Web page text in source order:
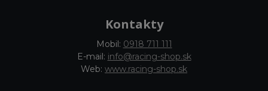
Kontakty
Mobil: 0918 711 111
E-mail: info@racing-shop.sk
Web: www.racing-shop.sk